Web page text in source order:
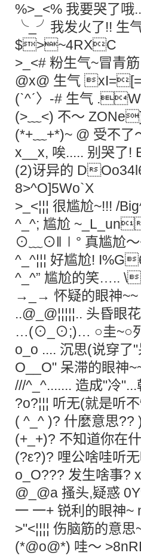
%>_<% 我要哭了
╰_╯我发火了!! 生
$>~4RXC
>_<# 粉生气~冒青
@x@ 生气
(ˋ^ˊ〉-# 生气
(>﹏<) 不～
(*+﹏+*)~ @ 受不
x__x, 唉..... 别哭了!
(2)讶异的 D
8>^O]5Wo`X
>_<¦¦¦ 很尴尬~!!! /
^_^; 尴尬
⊙﹏⊙‖∣° 真尴尬
^_^¦¦¦ 好尴尬!
^_^” 尴尬的笑…..
→_→ 怀疑的眼神
..@_@¦¦¦¦¦.. 头昏
…(⊙_⊙;)… ○圭~○
o_o .... 沉思(说穿
O__O" 呆滞的眼神
///^_^....... 造成"冷
?o?¦¦¦ 听无(就是
( ^_^ )? 什麼意思
(+_+)? 不知道你
(?ε?)? 哩公啥哇听
o_O??? 发生啥
@_@a 搔头,疑惑
一 一+ 锐利的眼神
>"<¦¦¦¦ 伤脑筋的
(*@ο@*) 哇～